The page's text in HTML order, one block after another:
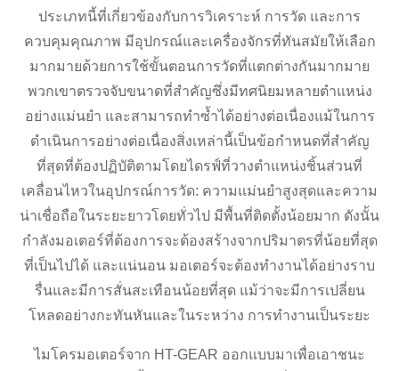
ประเภทนี้ที่เกี่ยวข้องกับการวิเคราะห์ การวัด และการ
ควบคุมคุณภาพ มีอุปกรณ์และเครื่องจักรที่ทันสมัยให้เลือก
มากมายด้วยการใช้ขั้นตอนการวัดที่แตกต่างกันมากมาย
พวกเขาตรวจจับขนาดที่สำคัญซึ่งมีทศนิยมหลายตำแหน่ง
อย่างแม่นยำ และสามารถทำซ้ำได้อย่างต่อเนื่องแม้ในการ
ดำเนินการอย่างต่อเนื่องสิ่งเหล่านี้เป็นข้อกำหนดที่สำคัญ
ที่สุดที่ต้องปฏิบัติตามโดยไดรฟ์ที่วางตำแหน่งชิ้นส่วนที่
เคลื่อนไหวในอุปกรณ์การวัด: ความแม่นยำสูงสุดและความ
น่าเชื่อถือในระยะยาวโดยทั่วไป มีพื้นที่ติดตั้งน้อยมาก ดังนั้น
กำลังมอเตอร์ที่ต้องการจะต้องสร้างจากปริมาตรที่น้อยที่สุด
ที่เป็นไปได้ และแน่นอน มอเตอร์จะต้องทำงานได้อย่างราบ
รื่นและมีการสั่นสะเทือนน้อยที่สุด แม้ว่าจะมีการเปลี่ยน
โหลดอย่างกะทันหันและในระหว่าง การทำงานเป็นระยะ
ไมโครมอเตอร์จาก HT-GEAR ออกแบบมาเพื่อเอาชนะ